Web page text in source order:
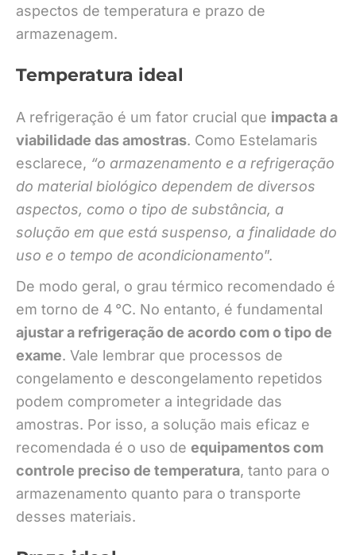
aspectos de temperatura e prazo de
armazenagem.
Temperatura ideal
A refrigeração é um fator crucial que impacta a
viabilidade das amostras. Como Estelamaris
esclarece, “o armazenamento e a refrigeração
do material biológico dependem de diversos
aspectos, como o tipo de substância, a
solução em que está suspenso, a finalidade do
uso e o tempo de acondicionamento”.
De modo geral, o grau térmico recomendado é
em torno de 4 °C. No entanto, é fundamental
ajustar a refrigeração de acordo com o tipo de
exame. Vale lembrar que processos de
congelamento e descongelamento repetidos
podem comprometer a integridade das
amostras. Por isso, a solução mais eficaz e
recomendada é o uso de equipamentos com
controle preciso de temperatura, tanto para o
armazenamento quanto para o transporte
desses materiais.